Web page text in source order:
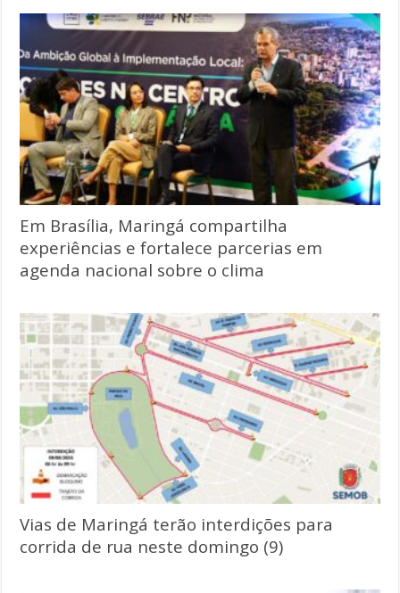
Em Brasília, Maringá compartilha
experiências e fortalece parcerias em
agenda nacional sobre o clima
Vias de Maringá terão interdições para
corrida de rua neste domingo (9)